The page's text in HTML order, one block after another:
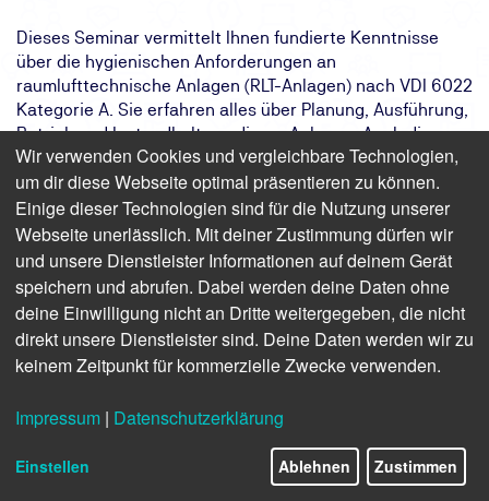
Dieses Seminar vermittelt Ihnen fundierte Kenntnisse
über die hygienischen Anforderungen an
raumlufttechnische Anlagen (RLT-Anlagen) nach VDI 6022
Kategorie A. Sie erfahren alles über Planung, Ausführung,
Betrieb und Instandhaltung dieser Anlagen. Auch die
Durchführung von Hygieneinspektionen gehört zu den
Inhalten unserer Hygieneschulung. Unsere erfahrenen
Referentinnen und Referenten diskutieren mit Ihnen
anhand von Praxisbeispielen die aktuellen
Anforderungen, Richtlinien und Rechtslagen.
Das Ziel:
Sie erwerben fundiertes Wissen über
Hygieneanforderungen an RLT-Anlagen
nach VDI 6022 Kategorie A
Das Ergebnis:
Sie erlangen den
6022 Kategorie A
Kategorie A der TÜV NORD Akademie.
Wir verwenden Cookies und vergleichbare Technologien,
um dir diese Webseite optimal präsentieren zu können.
Einige dieser Technologien sind für die Nutzung unserer
Webseite unerlässlich. Mit deiner Zustimmung dürfen wir
und unsere Dienstleister Informationen auf deinem Gerät
speichern und abrufen. Dabei werden deine Daten ohne
deine Einwilligung nicht an Dritte weitergegeben, die nicht
direkt unsere Dienstleister sind. Deine Daten werden wir zu
keinem Zeitpunkt für kommerzielle Zwecke verwenden.
Impressum | Datenschutzerklärung
Einstellen Ablehnen Zustimmen